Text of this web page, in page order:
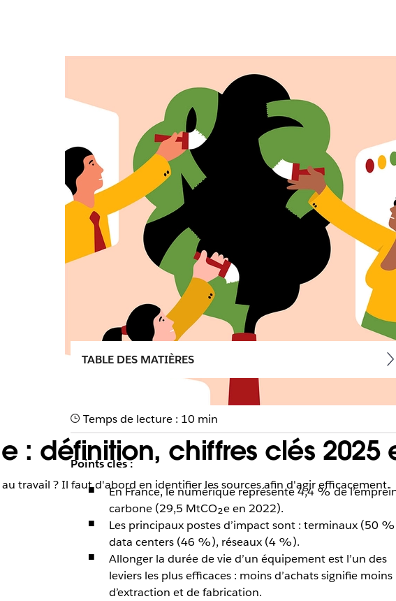
: définition, chiffres clés 2025
travail ? Il faut d'abord en identifier les sources afin d'agir efficacement.
TABLE DES MATIÈRES
Temps de lecture : 10 min
Points clés :
En France, le numérique représente 4,4 % de
carbone (29,5 MtCO₂e en 2022).
Les principaux postes d’impact sont : terminaux (50
data centers (46 %), réseaux (4 %).
Allonger la durée de vie d’un équipement est l’un des
leviers les plus efficaces : moins d’achats signifie moins
d’extraction et de fabrication.